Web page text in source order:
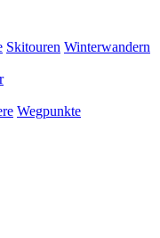
Skitouren Winterwandern
Wegpunkte